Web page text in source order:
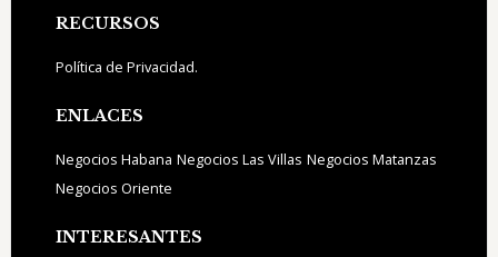
Footer
RECURSOS
Política de Privacidad.
ENLACES
Negocios Habana Negocios Las Villas Negocios Matanzas
Negocios Oriente
INTERESANTES